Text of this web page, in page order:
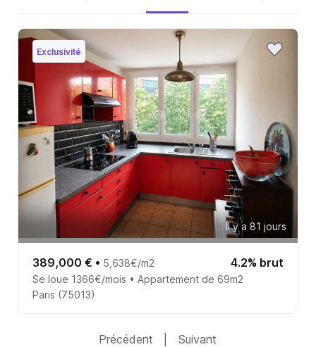
Exclusivité
Il y a 81 jours
389,000 € • 5,638€/m2 4.2% brut
Se loue 1366€/mois • Appartement de 69m2
Paris (75013)
Précédent Suivant